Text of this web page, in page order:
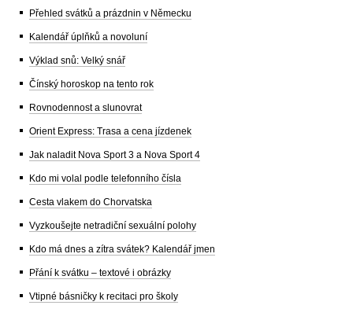
Přehled svátků a prázdnin v Německu
Kalendář úplňků a novoluní
Výklad snů: Velký snář
Čínský horoskop na tento rok
Rovnodennost a slunovrat
Orient Express: Trasa a cena jízdenek
Jak naladit Nova Sport 3 a Nova Sport 4
Kdo mi volal podle telefonního čísla
Cesta vlakem do Chorvatska
Vyzkoušejte netradiční sexuální polohy
Kdo má dnes a zítra svátek? Kalendář jmen
Přání k svátku – textové i obrázky
Vtipné básničky k recitaci pro školy